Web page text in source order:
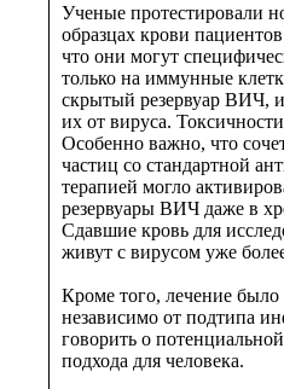
Ученые протестировали
образцах крови
что они могут
только на иммунные
скрытый резервуар ВИЧ,
их от вируса.
Особенно важно, что
частиц со стандартной
терапией могло
резервуары ВИЧ даже в
Сдавшие кровь для
живут с вирусом уже
Кроме того, лечение
независимо от подтипа
говорить о
подхода для человека.